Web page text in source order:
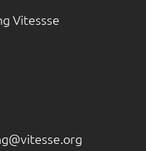
Vitessse